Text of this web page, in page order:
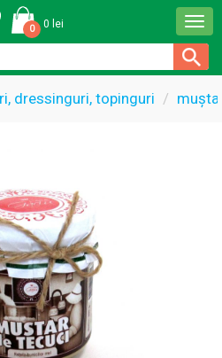
0 0 lei
dressinguri, topinguri